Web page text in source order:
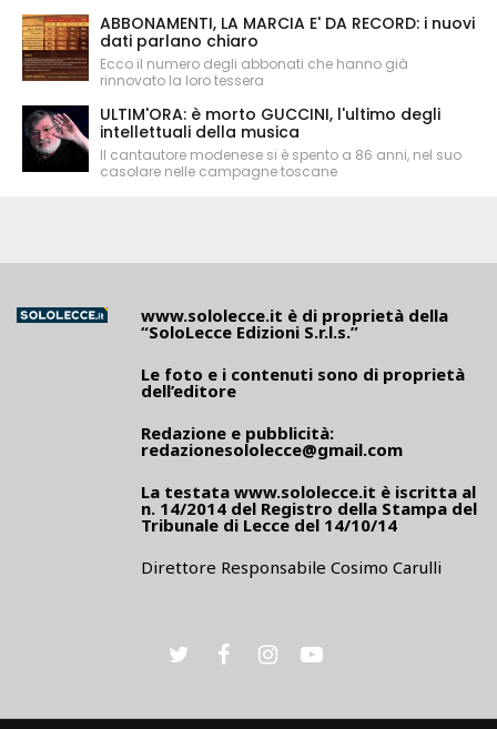
ABBONAMENTI, LA MARCIA E' DA RECORD: i nuovi
dati parlano chiaro
Ecco il numero degli abbonati che hanno già
rinnovato la loro tessera
ULTIM'ORA: è morto GUCCINI, l'ultimo degli
intellettuali della musica
Il cantautore modenese si è spento a 86 anni, nel suo
casolare nelle campagne toscane
www.sololecce.it è di proprietà della
“SoloLecce Edizioni S.r.l.s.”
Le foto e i contenuti sono di proprietà
dell’editore
Redazione e pubblicità:
redazionesololecce@gmail.com
La testata www.sololecce.it è iscritta al
n. 14/2014 del Registro della Stampa del
Tribunale di Lecce del 14/10/14
Direttore Responsabile Cosimo Carulli